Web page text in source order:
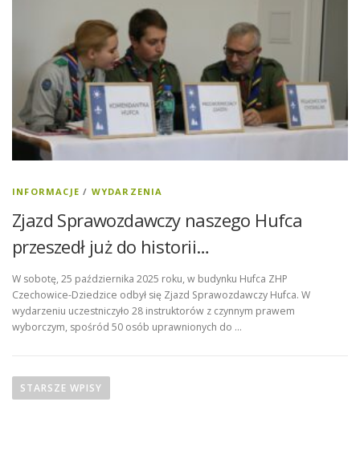
INFORMACJE / WYDARZENIA
Zjazd Sprawozdawczy naszego Hufca
przeszedł już do historii…
W sobotę, 25 października 2025 roku, w budynku Hufca ZHP
Czechowice-Dziedzice odbył się Zjazd Sprawozdawczy Hufca. W
wydarzeniu uczestniczyło 28 instruktorów z czynnym prawem
wyborczym, spośród 50 osób uprawnionych do …
aSTARSZE WPISY